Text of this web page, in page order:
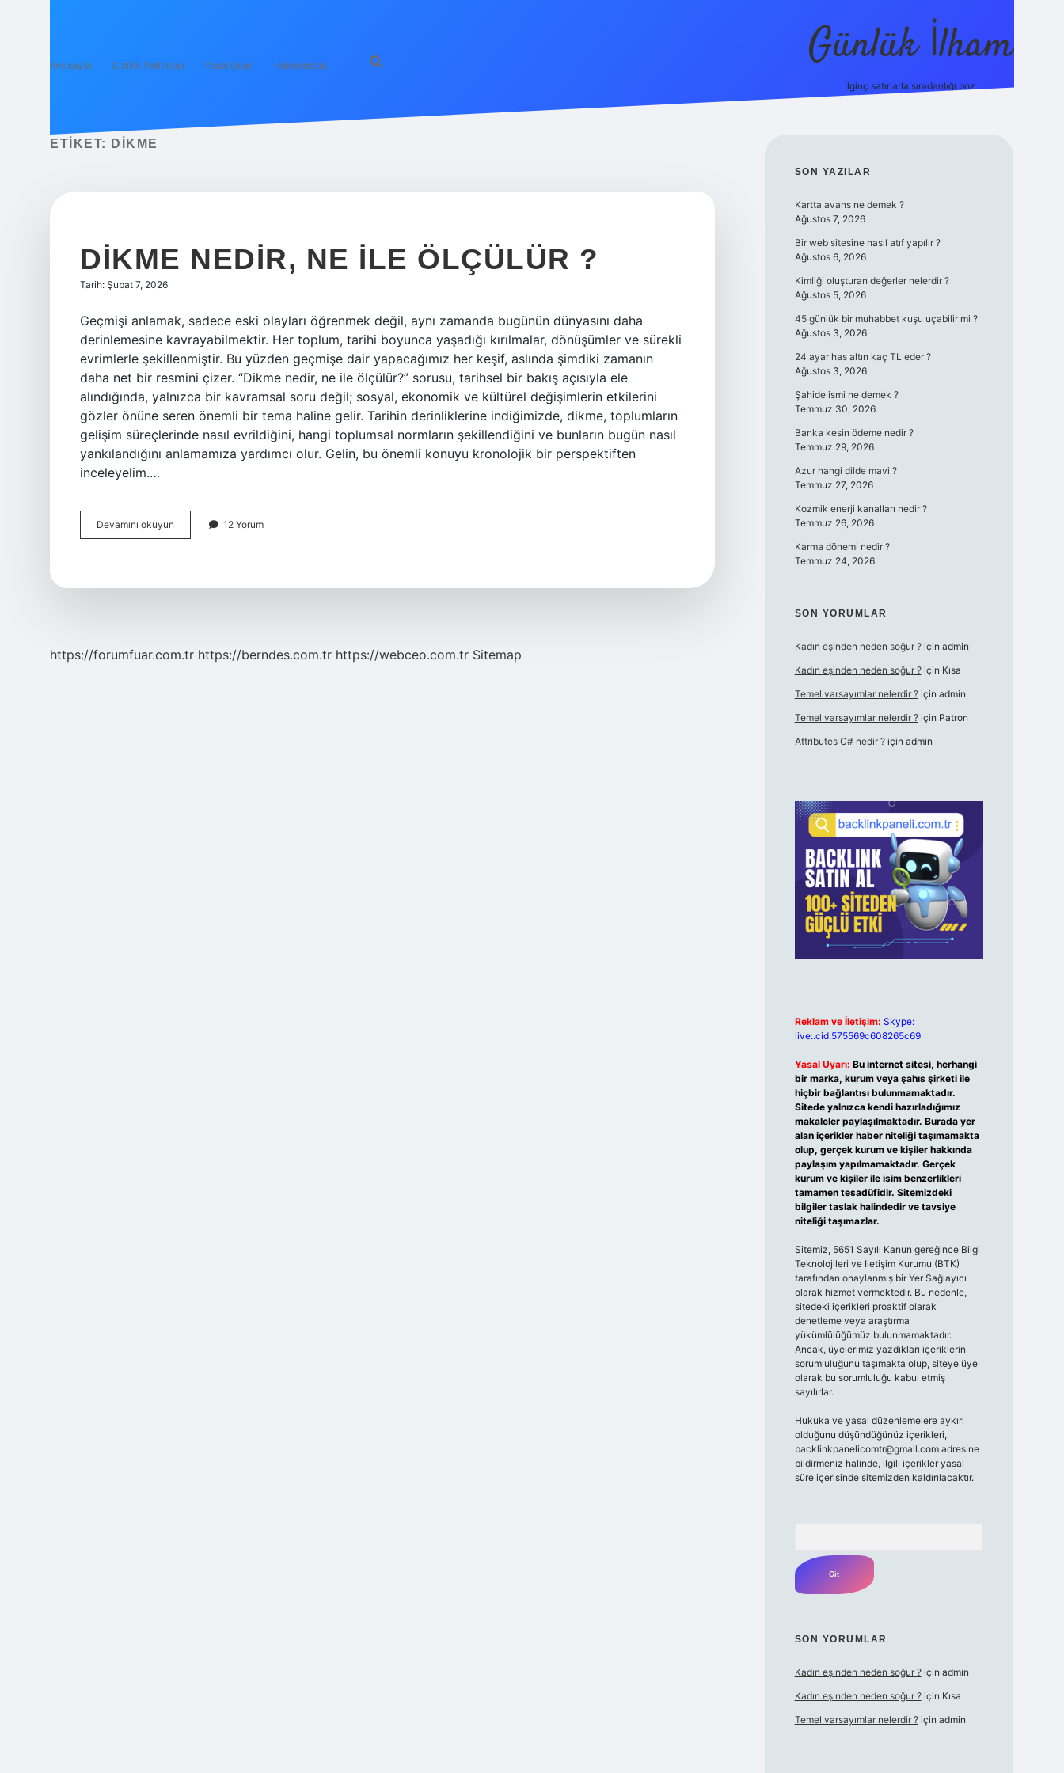
Anasayfa Gizlilik Politikası Yasal Uyarı Hakkımızda Günlük İlham
İlginç satırlarla sıradanlığı boz.
ETIKET: DIKME
DIKME NEDIR, NE ILE ÖLÇÜLÜR ?
Tarih: Şubat 7, 2026
Geçmişi anlamak, sadece eski olayları öğrenmek değil, aynı zamanda bugünün dünyasını daha
derinlemesine kavrayabilmektir. Her toplum, tarihi boyunca yaşadığı kırılmalar, dönüşümler ve sürekli
evrimlerle şekillenmiştir. Bu yüzden geçmişe dair yapacağımız her keşif, aslında şimdiki zamanın
daha net bir resmini çizer. “Dikme nedir, ne ile ölçülür?” sorusu, tarihsel bir bakış açısıyla ele
alındığında, yalnızca bir kavramsal soru değil; sosyal, ekonomik ve kültürel değişimlerin etkilerini
gözler önüne seren önemli bir tema haline gelir. Tarihin derinliklerine indiğimizde, dikme, toplumların
gelişim süreçlerinde nasıl evrildiğini, hangi toplumsal normların şekillendiğini ve bunların bugün nasıl
yankılandığını anlamamıza yardımcı olur. Gelin, bu önemli konuyu kronolojik bir perspektiften
inceleyelim.…
Devamını okuyun
nedir,
12 Yorum
https://forumfuar.com.tr https://berndes.com.tr https://webceo.com.tr Sitemap
SIDEBAR
SON YAZILAR
Kartta avans ne demek ?
Ağustos 7, 2026
Bir web sitesine nasıl atıf yapılır ?
Ağustos 6, 2026
Kimliği oluşturan değerler nelerdir ?
Ağustos 5, 2026
45 günlük bir muhabbet kuşu uçabilir mi ?
Ağustos 3, 2026
24 ayar has altın kaç TL eder ?
Ağustos 3, 2026
Şahide ismi ne demek ?
Temmuz 30, 2026
Banka kesin ödeme nedir ?
Temmuz 29, 2026
Azur hangi dilde mavi ?
Temmuz 27, 2026
Kozmik enerji kanalları nedir ?
Temmuz 26, 2026
Karma dönemi nedir ?
Temmuz 24, 2026
SON YORUMLAR
Kadın eşinden neden soğur ?için admin
Kadın eşinden neden soğur ?için Kısa
Temel varsayımlar nelerdir ?için admin
Temel varsayımlar nelerdir ?için Patron
Attributes C# nedir ?için admin
Reklam ve İletişim: Skype:
live:.cid.575569c608265c69
Yasal Uyarı: Bu internet sitesi, herhangi
bir marka, kurum veya şahıs şirketi ile
hiçbir bağlantısı bulunmamaktadır.
Sitede yalnızca kendi hazırladığımız
makaleler paylaşılmaktadır. Burada yer
alan içerikler haber niteliği taşımamakta
olup, gerçek kurum ve kişiler hakkında
paylaşım yapılmamaktadır. Gerçek
kurum ve kişiler ile isim benzerlikleri
tamamen tesadüfidir. Sitemizdeki
bilgiler taslak halindedir ve tavsiye
niteliği taşımazlar.
Sitemiz, 5651 Sayılı Kanun gereğince Bilgi
Teknolojileri ve İletişim Kurumu (BTK)
tarafından onaylanmış bir Yer Sağlayıcı
olarak hizmet vermektedir. Bu nedenle,
sitedeki içerikleri proaktif olarak
denetleme veya araştırma
yükümlülüğümüz bulunmamaktadır.
Ancak, üyelerimiz yazdıkları içeriklerin
sorumluluğunu taşımakta olup, siteye üye
olarak bu sorumluluğu kabul etmiş
sayılırlar.
Hukuka ve yasal düzenlemelere aykırı
olduğunu düşündüğünüz içerikleri,
backlinkpanelicomtr@gmail.comadresine
bildirmeniz halinde, ilgili içerikler yasal
süre içerisinde sitemizden kaldırılacaktır.
SON YORUMLAR
Kadın eşinden neden soğur ?için admin
Kadın eşinden neden soğur ?için Kısa
Temel varsayımlar nelerdir ?için admin